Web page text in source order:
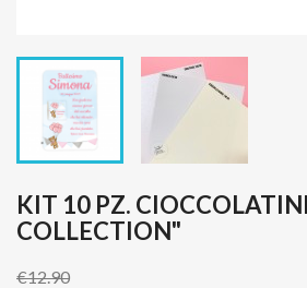
KIT 10 PZ.
COLLECTION"
€12.90